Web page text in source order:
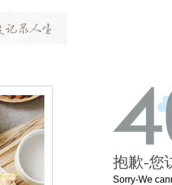
抱歉-您
Sorry-We